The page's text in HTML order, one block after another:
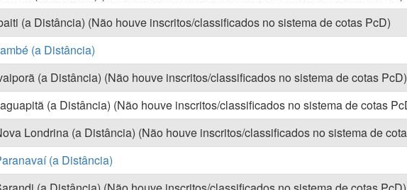
(a Distância) (Não houve inscritos/classificados no sistema de cotas PcD)
(a Distância)
(a Distância) (Não houve inscritos/classificados no sistema de cotas PcD)
(a Distância) (Não houve inscritos/classificados no sistema de cotas
Londrina (a Distância) (Não houve inscritos/classificados no sistema de
(a Distância)